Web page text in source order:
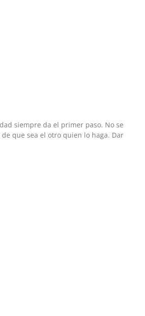
siempre da el primer paso. No se
que sea el otro quien lo haga. Dar